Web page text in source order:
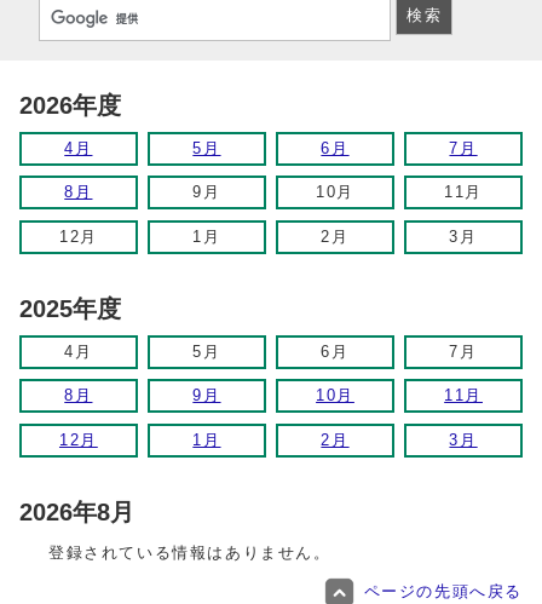
2026年度
4月 5月 6月 7月
8月 9月 10月 11月
12月 1月 2月 3月
2025年度
4月 5月 6月 7月
8月 9月 10月 11月
12月 1月 2月 3月
2026年8月
登録されている情報はありません。
ページの先頭へ戻る